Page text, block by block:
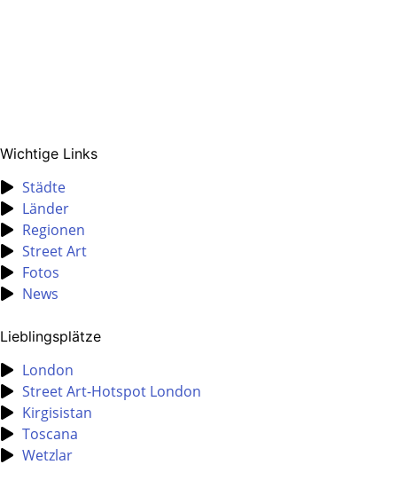
Wichtige Links
Städte
Länder
Regionen
Street Art
Fotos
News
Lieblingsplätze
London
Street Art-Hotspot London
Kirgisistan
Toscana
Wetzlar